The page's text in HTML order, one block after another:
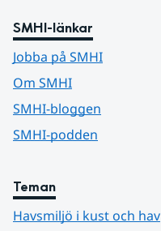
SMHI-länkar
Jobba på SMHI
Om SMHI
SMHI-bloggen
SMHI-podden
Teman
Havsmiljö i kust och hav